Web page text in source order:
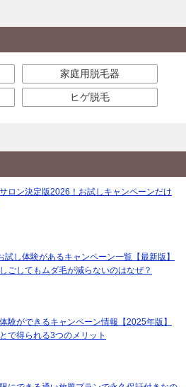
家庭用脱毛器
ヒゲ脱毛
ロン決定版2026！お試しキャンペーンだけ
試し体験があるキャンペーン一覧【最新版】
ごしてもムダ毛が減らないのはなぜ？
験ができるキャンペーン情報【2025年版】
で得られる3つのメリット